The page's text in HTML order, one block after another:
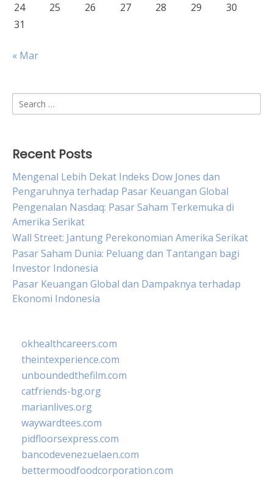
24
25 26 27 28 29
30
31
« Mar
Search
for:
Recent Posts
Mengenal Lebih Dekat Indeks Dow Jones dan
Pengaruhnya terhadap Pasar Keuangan Global
Pengenalan Nasdaq: Pasar Saham Terkemuka di
Amerika Serikat
Wall Street: Jantung Perekonomian Amerika Serikat
Pasar Saham Dunia: Peluang dan Tantangan bagi
Investor Indonesia
Pasar Keuangan Global dan Dampaknya terhadap
Ekonomi Indonesia
okhealthcareers.com
theintexperience.com
unboundedthefilm.com
catfriends-bg.org
marianlives.org
waywardtees.com
pidfloorsexpress.com
bancodevenezuelaen.com
bettermoodfoodcorporation.com